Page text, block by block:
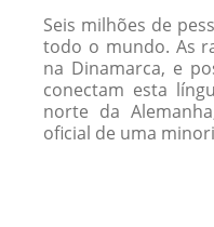
Seis milhões de
todo o mundo. As
na Dinamarca, e
conectam esta
norte da
oficial de uma